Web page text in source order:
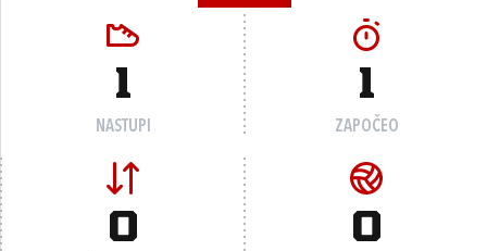
1
NASTUPI
1
ZAPOČEO
0 0